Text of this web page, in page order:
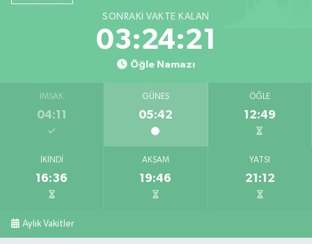
SONRAKI VAKTE KALAN
03:24:20
Öğle Namazı
İMSAK
04:11
GÜNEŞ
05:42
ÖĞLE
12:49
İKINDI
16:36
AKŞAM
19:46
YATSI
21:12
Aylık Vakitler